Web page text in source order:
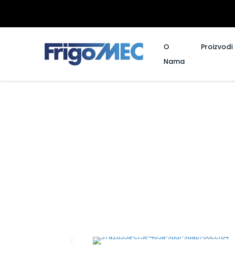
O
Nama
Proizvodi